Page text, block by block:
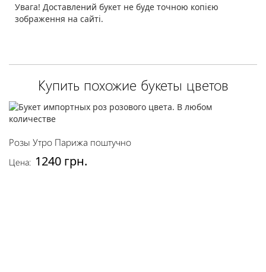
Увага! Доставлений букет не буде точною копією
зображення на сайті.
Купить похожие букеты цветов
Розы Утро Парижа поштучно
Цена: 1240 грн.